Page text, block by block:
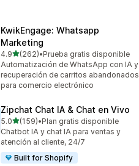
KwikEngage: Whatsapp
Marketing
4.9de 5 estrellas
(262)
262 reseñas en total
•Prueba gratis disponible
Automatización de WhatsApp con IA y
recuperación de carritos abandonados
para comercio electrónico
Zipchat Chat IA & Chat en Vivo
5.0de 5 estrellas
(159)
159 reseñas en total
•Plan gratis disponible
Chatbot IA y chat IA para ventas y
atención al cliente, 24/7
Built for Shopify